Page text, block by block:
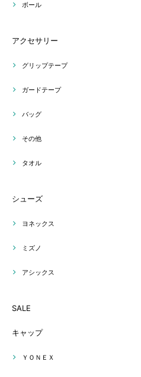
ボール
アクセサリー
グリップテープ
ガードテープ
バッグ
その他
タオル
シューズ
ヨネックス
ミズノ
アシックス
SALE
キャップ
ＹＯＮＥＸ